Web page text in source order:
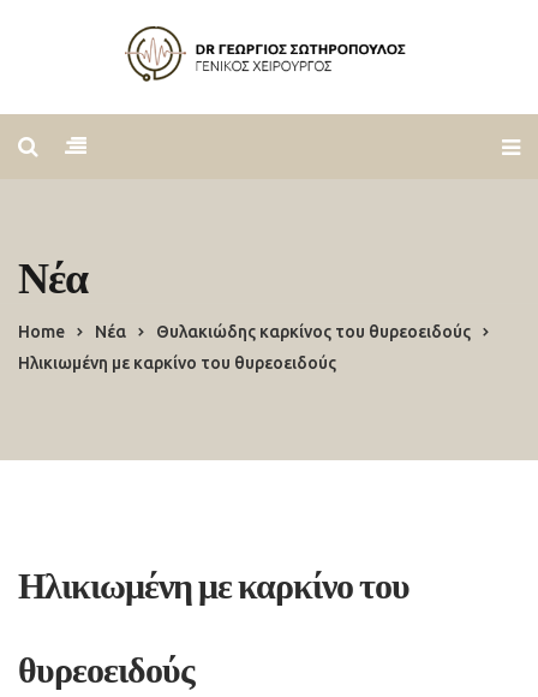
Νέα
Home Νέα
Θυλακιώδης καρκίνος του θυρεοειδούς
Ηλικιωμένη με καρκίνο του θυρεοειδούς
Ηλικιωμένη με καρκίνο του
θυρεοειδούς